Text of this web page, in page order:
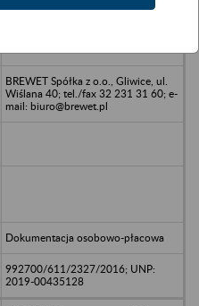
Przedsiębiorstwo Produkcyjno-
BREWET Spółka z o.o., Gliwice, ul.
Wiślana 40; tel./fax 32 231 31 60; e-
mail: biuro@brewet.pl
Dokumentacja osobowo-płacowa
992700/611/2327/2016; UNP:
2019-00435128